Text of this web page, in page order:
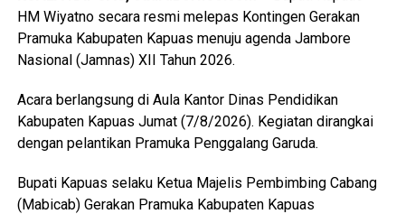
Meski begitu terjadi permasalahan atas kondisi lahan di
antaranya perbedaan data antar instansi perubahan
“Oleh karena itu terkait hal tersebut kami menyepakati data
final LP2B data LCP2B menyempurnakan Raperda melalui
(Ujg/SB)
HM Wiyatno secara resmi melepas Kontingen Gerakan
Pramuka Kabupaten Kapuas menuju agenda Jambore
Nasional (Jamnas) XII Tahun 2026.
Acara berlangsung di Aula Kantor Dinas Pendidikan
Kabupaten Kapuas Jumat (7/8/2026). Kegiatan dirangkai
dengan pelantikan Pramuka Penggalang Garuda.
Bupati Kapuas selaku Ketua Majelis Pembimbing Cabang
(Mabicab) Gerakan Pramuka Kabupaten Kapuas